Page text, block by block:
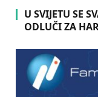
U SVIJETU SE
ODLUČI ZA